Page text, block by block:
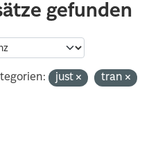
gefunden
just
tran